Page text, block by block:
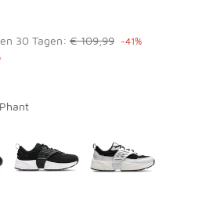
Der Preis ist von auf € 65,00
30 Tagen: € 109,99 -41%